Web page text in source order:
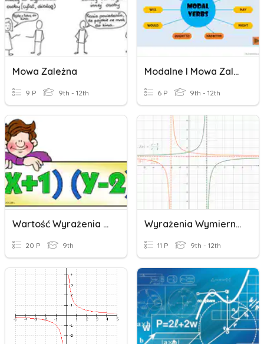
Mowa Zależna
9 P 9th - 12th
Modalne I Mowa Zależna
6 P 9th - 12th
Wartość Wyrażenia Z Jedną Zmienną
20 P 9th
Wyrażenia Wymierne; Równania Wymierne Zp
11 P 9th - 12th